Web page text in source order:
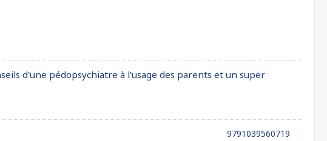
d'une pédopsychiatre à l'usage des parents et un super
9791039560719